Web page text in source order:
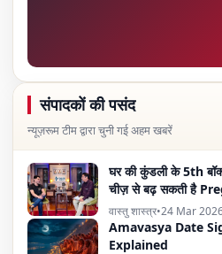
संपादकों की पसंद
न्यूज़रूम टीम द्वारा चुनी गई अहम खबरें
घर की कुंडली के 5th
चीज़ से बढ़ सकती है
Vastu Expert का दावा
वास्तु शास्त्र•24 Mar
Amavasya Date
Explained